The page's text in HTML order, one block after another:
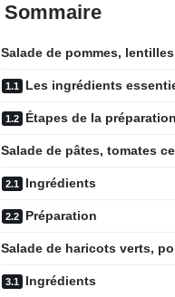
Sommaire
Salade de pommes,
Les ingrédients
Étapes de la préparation
Salade de pâtes, tomates
Ingrédients
Préparation
Salade de haricots verts,
Ingrédients